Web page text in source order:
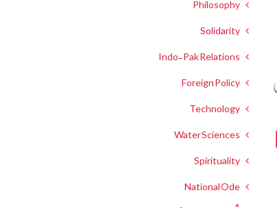
Philosophy
Solidarity
Indo-Pak Relations
Foreign Policy
Technology
Water Sciences
Spirituality
National Ode